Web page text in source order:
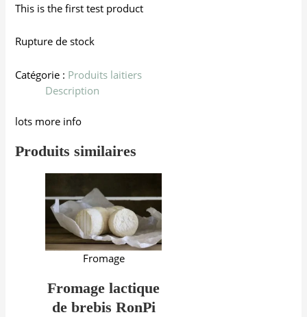
This is the first test product
Rupture de stock
Catégorie : Produits laitiers
Description
lots more info
Produits similaires
Fromage
Fromage lactique
de brebis RonPi